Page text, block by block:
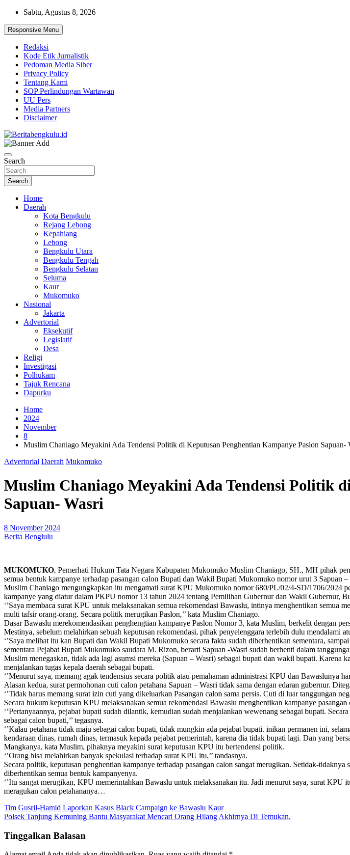
Skip
content
Sabtu, Agustus 8, 2026
Responsive Menu
Redaksi
Kode Etik Jurnalistik
Pedoman Media Siber
Privacy Policy
Tentang Kami
SOP Perlindungan Wartawan
UU Pers
Media Partners
Disclaimer
Beritabengkulu.id
Search
Search
Home
Daerah
Kota Bengkulu
Rejang Lebong
Kepahiang
Lebong
Bengkulu Utara
Bengkulu Tengah
Bengkulu Selatan
Seluma
Kaur
Mukomuko
Nasional
Jakarta
Advertorial
Eksekutif
Legislatif
Desa
Religi
Investigasi
Polhukam
Tajuk Rencana
Dapurku
Home
2024
November
8
Muslim Chaniago Meyakini Ada Tendensi Politik di Keputusan Penghentian Kampanye Paslon Sapuan-
Advertorial Daerah Mukomuko
Muslim Chaniago Meyakini Ada Tendensi Politik
Sapuan- Wasri
8 November 2024
Berita Benglulu
MUKOMUKO, Pemerhati Hukum Tata Negara Kabupaten Mukomuko Muslim Chaniago, SH., MH pihak
semua bentuk kampanye terhadap pasangan calon Bupati dan Wakil Bupati Mukomuko nomor urut 3 Sapuan –
Muslim Chaniago mengungkapkan itu mengamati surat KPU Mukomuko nomor 680/PL/02/4-SD/1706/2024
kampanye yang diatur dalam PKPU nomor 13 tahun 2024 tentang Pemilihan Gubernur dan Wakil Gubernur,
‘’Saya membaca surat KPU untuk melaksanakan semua rekomendasi Bawaslu, intinya menghentikan semua
multi tafsir orang-orang. Secara politik merugikan Paslon,’’ kata Muslim Chaniago.
Dasar Bawaslu merekomendasikan penghengtian kampanye Paslon Nomor 3, kata Muslim, berkelit dengan
Mestinya, sebelum melahirkan sebuah keputusan rekomendasi, pihak penyelenggara terlebih dulu mendalami
‘’Saya melihat itu kan Bupati dan Wakil Bupati Mukomuko secara fakta sudah diberhentikan sementara,
sementara Pejabat Bupati Mukomuko saudara M. Rizon, berarti Sapuan -Wasri sudah berhenti dalam
Muslim menegaskan, tidak ada lagi asumsi mereka (Sapuan – Wasri) sebagai bupati dan wakil bupati.
menjalankan tugas kepala daerah sebagai bupati.
‘’Menurut saya, memang agak tendensius secara politik atau pemahaman administrasi KPU dan Bawaslunya
Alasan kedua, surat permohonan cuti calon petahana Sapuan – Wasri tidak sama dengan edaran gubernur.
‘’Tidak harus memang surat izin cuti yang dikeluarkan Pasangan calon sama persis. Cuti di luar tanggungan
Secara hukum keputusan KPU melaksanakan semua rekomendasi Bawaslu menghentikan kampanye
‘’Pertanyaannya, pejabat bupati sudah dilantik, kemudian sudah menjalankan wewenang sebagai bupati.
sebagai calon bupati,’’ tegasnya.
‘’Kalau petahana tidak maju sebagai calon bupati, tidak mungkin ada pejabat bupati. inikan permanen ini,
kendaraan dinas, rumah dinas, termasuk kepada pejabat pemerintah, karena dia tidak bupati lagi. Dan yang
Mangkanya, kata Muslim, pihaknya meyakini surat keputusan KPU itu bertendensi politik.
‘’Orang bisa melahirkan banyak spekulasi terhadap surat KPU itu,’’ tandasnya.
Secara politik, keputusan penghentian kampanye terhadap pasangan calon sangat merugikan. Setidak-
diberhentikan semua bentuk kampanyenya.
‘’Itu sangat merugikan, KPU memerintahkan Bawaslu untuk melaksanakan itu. Jadi menurut saya, surat
meragukan calon petahananya…
Navigasi
pos
Tim Gusril-Hamid Laporkan Kasus Black Campaign ke Bawaslu Kaur
Polsek Tanjung Kemuning Bantu Masyarakat Mencari Orang Hilang Akhirnya Di Temukan.
Tinggalkan Balasan